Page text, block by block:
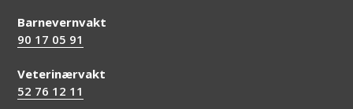
Barnevernvakt
90 17 05 91
Veterinærvakt
52 76 12 11